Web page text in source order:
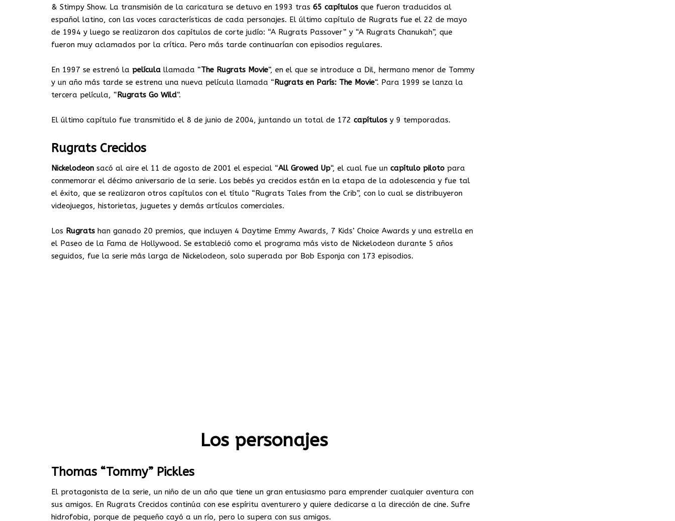
& Stimpy Show. La transmisión de la caricatura se detuvo en 1993 tras 65 capítulos que fueron traducidos al
español latino, con las voces características de cada personajes. El último capítulo de Rugrats fue el 22 de mayo
de 1994 y luego se realizaron dos capítulos de corte judío: “A Rugrats Passover” y “A Rugrats Chanukah”, que
fueron muy aclamados por la crítica. Pero más tarde continuarían con episodios regulares.
En 1997 se estrenó la película llamada “The Rugrats Movie“, en el que se introduce a Dil, hermano menor de Tommy
y un año más tarde se estrena una nueva película llamada “Rugrats en París: The Movie“. Para 1999 se lanza la
tercera película, “Rugrats Go Wild“.
El último capítulo fue transmitido el 8 de junio de 2004, juntando un total de 172 capítulos y 9 temporadas.
Rugrats Crecidos
Nickelodeon sacó al aire el 11 de agosto de 2001 el especial “All Growed Up“, el cual fue un capítulo piloto para
conmemorar el décimo aniversario de la serie. Los bebés ya crecidos están en la etapa de la adolescencia y fue tal
el éxito, que se realizaron otros capítulos con el título “Rugrats Tales from the Crib”, con lo cual se distribuyeron
videojuegos, historietas, juguetes y demás artículos comerciales.
Los Rugrats han ganado 20 premios, que incluyen 4 Daytime Emmy Awards, 7 Kids’ Choice Awards y una estrella en
el Paseo de la Fama de Hollywood. Se estableció como el programa más visto de Nickelodeon durante 5 años
seguidos, fue la serie más larga de Nickelodeon, solo superada por Bob Esponja con 173 episodios.
Los personajes
Thomas “Tommy” Pickles
El protagonista de la serie, un niño de un año que tiene un gran entusiasmo para emprender cualquier aventura con
sus amigos. En Rugrats Crecidos continúa con ese espíritu aventurero y quiere dedicarse a la dirección de cine. Sufre
hidrofobia, porque de pequeño cayó a un río, pero lo supera con sus amigos.